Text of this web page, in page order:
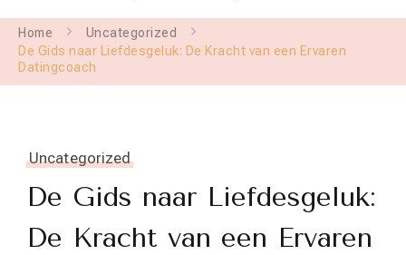
Home
Uncategorized
De Gids naar Liefdesgeluk: De Kracht van een Ervaren
Datingcoach
Uncategorized
De Gids naar Liefdesgeluk:
De Kracht van een Ervaren